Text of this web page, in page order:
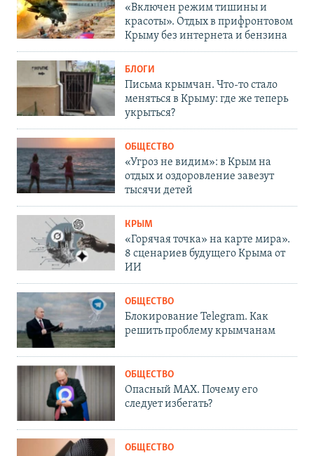
«Включен режим тишины и
красоты». Отдых в прифронтовом
Крыму без интернета и бензина
БЛОГИ
Письма крымчан. Что-то стало
меняться в Крыму: где же теперь
укрыться?
ОБЩЕСТВО
«Угроз не видим»: в Крым на
отдых и оздоровление завезут
тысячи детей
КРЫМ
«Горячая точка» на карте мира».
8 сценариев будущего Крыма от
ИИ
ОБЩЕСТВО
Блокирование Telegram. Как
решить проблему крымчанам
ОБЩЕСТВО
Опасный MAX. Почему его
следует избегать?
ОБЩЕСТВО